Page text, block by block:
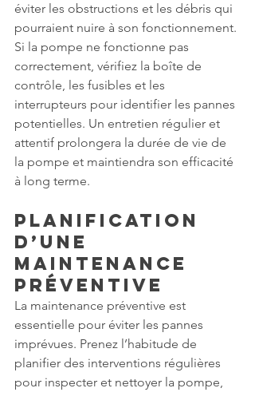
éviter les obstructions et les débris qui
pourraient nuire à son fonctionnement.
Si la pompe ne fonctionne pas
correctement, vérifiez la boîte de
contrôle, les fusibles et les
interrupteurs pour identifier les pannes
potentielles. Un entretien régulier et
attentif prolongera la durée de vie de
la pompe et maintiendra son efficacité
à long terme.
Planification
d’une
Maintenance
Préventive
La maintenance préventive est
essentielle pour éviter les pannes
imprévues. Prenez l’habitude de
planifier des interventions régulières
pour inspecter et nettoyer la pompe,